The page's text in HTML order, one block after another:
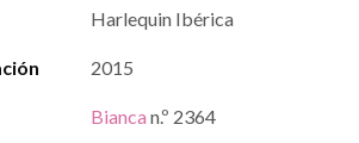
Harlequin Ibérica
2015
Bianca n.º 2364